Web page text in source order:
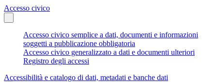
Accesso civico
Accesso civico semplice a dati, documenti e informazioni
soggetti a pubblicazione obbligatoria
Accesso civico generalizzato a dati e documenti ulteriori
Registro degli accessi
Accessibilità e catalogo di dati, metadati e banche dati